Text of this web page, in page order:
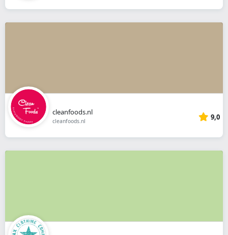
cleanfoods.nl
cleanfoods.nl 9,0